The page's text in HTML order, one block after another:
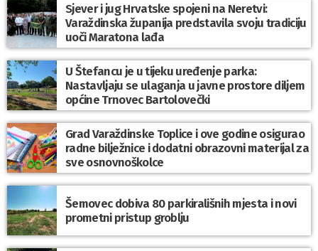
Sjever i jug Hrvatske spojeni na Neretvi:
Varaždinska županija predstavila svoju tradiciju
uoči Maratona lađa
U Štefancu je u tijeku uređenje parka:
Nastavljaju se ulaganja u javne prostore diljem
općine Trnovec Bartolovečki
Grad Varaždinske Toplice i ove godine osigurao
radne bilježnice i dodatni obrazovni materijal za
sve osnovnoškolce
Šemovec dobiva 80 parkirališnih mjesta i novi
prometni pristup groblju